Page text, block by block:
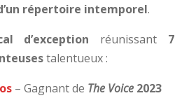
répertoire intemporel.
d’exception réunissant 7
talentueux :
– Gagnant de The Voice 2023